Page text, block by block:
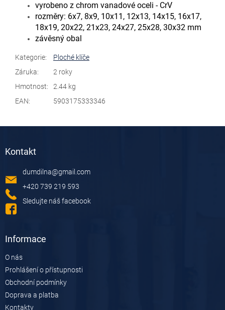
vyrobeno z chrom vanadové oceli - CrV
rozměry: 6x7, 8x9, 10x11, 12x13, 14x15, 16x17,
18x19, 20x22, 21x23, 24x27, 25x28, 30x32 mm
závěsný obal
Kategorie:
Ploché klíče
Záruka:
2 roky
Hmotnost:
2.44 kg
EAN: 5903175333346
Kontakt
dumdilna@gmail.com
+420 739 219 593
Sledujte náš facebook
Informace
O nás
Prohlášení o přístupnosti
Obchodní podmínky
Doprava a platba
Kontakty